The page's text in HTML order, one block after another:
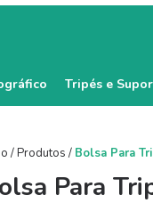
Tripés e
/Produtos / Bolsa Para
Para